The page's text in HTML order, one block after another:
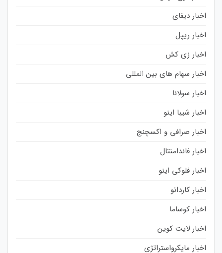
اخبار دیفای
اخبار ریپل
اخبار زی کش
اخبار سهام های بین المللی
اخبار سولانا
اخبار شیبا اینو
اخبار صرافی و اکسچنج
اخبار فاندامنتال
اخبار فلوکی اینو
اخبار کاردانو
اخبار کوساما
اخبار لایت کوین
اخبار مایکرواستراتژی